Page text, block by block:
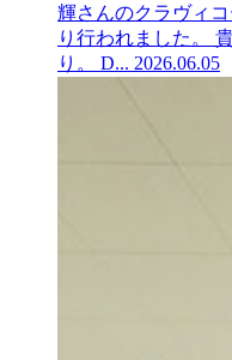
輝さんのクラヴィ
り行われました。
り。 D... 2026.06.05